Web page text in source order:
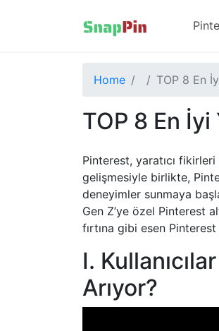
Home TOP 8 En
TOP 8 En
Pinterest, yaratıcı
gelişmesiyle birlikte,
deneyimler sunmaya
Gen Z’ye özel Pinterest
fırtına gibi esen
I.
Arıyor?